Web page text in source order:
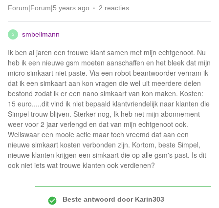
Forum|Forum|5 years ago 2 reacties
S smbellmann
Ik ben al jaren een trouwe klant samen met mijn echtgenoot. Nu
heb ik een nieuwe gsm moeten aanschaffen en het bleek dat mijn
micro simkaart niet paste. Via een robot beantwoorder vernam ik
dat ik een simkaart aan kon vragen die wel uit meerdere delen
bestond zodat ik er een nano simkaart van kon maken. Kosten:
15 euro.....dit vind ik niet bepaald klantvriendelijk naar klanten die
Simpel trouw blijven. Sterker nog, Ik heb net mijn abonnement
weer voor 2 jaar verlengd en dat van mijn echtgenoot ook.
Weliswaar een mooie actie maar toch vreemd dat aan een
nieuwe simkaart kosten verbonden zijn. Kortom, beste Simpel,
nieuwe klanten krijgen een simkaart die op alle gsm's past. Is dit
ook niet iets wat trouwe klanten ook verdienen?
Beste antwoord doorKarin303